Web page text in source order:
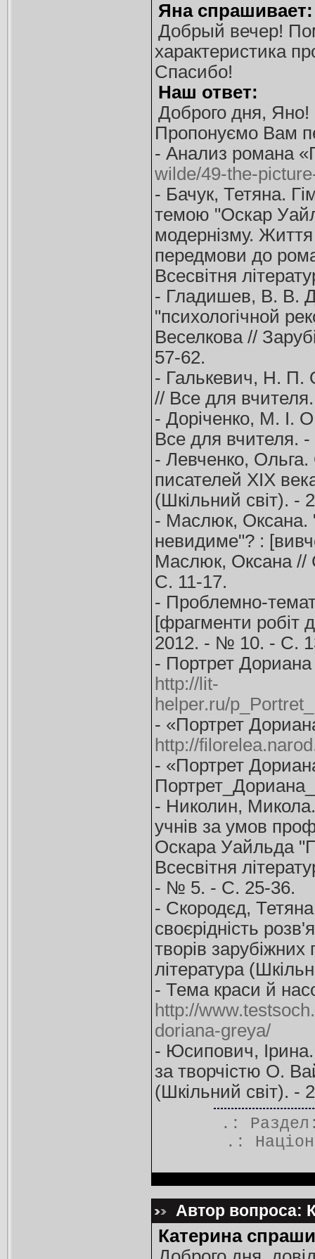
Яна спрашивает:
Добрый вечер!
характеристика
Спасибо!
Наш ответ:
Доброго дня, Яно!
Пропонуємо Вам
- Анализ романа
wilde/49-the-
- Бачук, Тетяна.
темою "Оскар
модернізму.
передмови до
Всесвітня
- Гладишев, В. В.
"психологічной
Веселкова //
57-62.
- Галькевич, Н. П.
// Все для
- Доріченко, М. І.
Все для вчителя.
- Левченко,
писателей ХІХ
(Шкільний світ).
- Маслюк, Оксана.
невидиме"? :
Маслюк, Оксана //
С. 11-17.
- Проблемно-
[фрагменти робіт
2012. - № 10. - С.
- Портрет
http://lit-
helper.ru/
- «Портрет
http://
- «Портрет
- Николин, Микола.
учнів за умов
Оскара Уайльда
Всесвітня
- № 5. - С. 25-36.
- Скородєд,
своєрідність
творів
література
- Тема краси й
http://
doriana-greya/
- Юсипович, Ірина.
за творчістю О.
(Шкільний світ).
.:
.:
Автор вопроса:
Катерина